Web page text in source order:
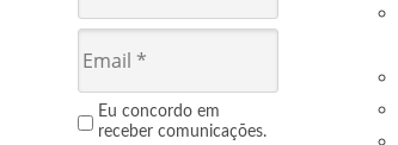
Eu concordo em
receber comunicações.